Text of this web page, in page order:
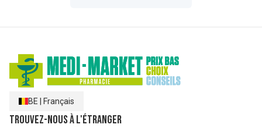
BE Français
Trouvez-nous à l'étranger